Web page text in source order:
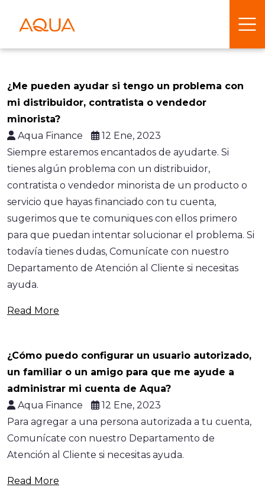
¿Me pueden ayudar si tengo un problema con
mi distribuidor, contratista o vendedor
minorista?
Aqua Finance
12 Ene, 2023
Siempre estaremos encantados de ayudarte. Si
tienes algún problema con un distribuidor,
contratista o vendedor minorista de un producto o
servicio que hayas financiado con tu cuenta,
sugerimos que te comuniques con ellos primero
para que puedan intentar solucionar el problema. Si
todavía tienes dudas, Comunícate con nuestro
Departamento de Atención al Cliente si necesitas
ayuda.
Read More
¿Cómo puedo configurar un usuario autorizado,
un familiar o un amigo para que me ayude a
administrar mi cuenta de Aqua?
Aqua Finance
12 Ene, 2023
Para agregar a una persona autorizada a tu cuenta,
Comunícate con nuestro Departamento de
Atención al Cliente si necesitas ayuda.
Read More